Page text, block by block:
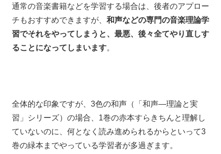
通常の音楽書籍などを学習する場合は、後者のアプロー
チもおすすめできますが、 和声などの専門の音楽理論学
習でそれをやってしまうと、 最悪、後々全てやり直しす
ることになってしまいます。
全体的な印象ですが、 3色の和声（「和声―理論と実
習」シリーズ）の場合、 1巻の赤本すらきちんと理解し
ていないのに、 何となく読み進められるからといって3
巻の緑本までやっている学習者が多過ぎます。